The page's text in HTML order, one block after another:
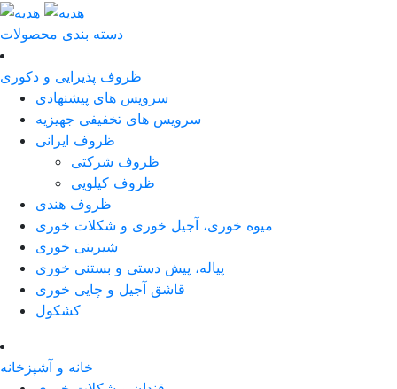
دسته بندی محصولات
ظروف پذیرایی و دکوری
سرویس های پیشنهادی
سرویس های تخفیفی جهیزیه
ظروف ایرانی
ظروف شرکتی
ظروف کیلویی
ظروف هندی
میوه خوری، آجیل خوری و شکلات خوری
شیرینی خوری
پیاله، پیش دستی و بستنی خوری
قاشق آجیل و چایی خوری
کشکول
خانه و آشپزخانه